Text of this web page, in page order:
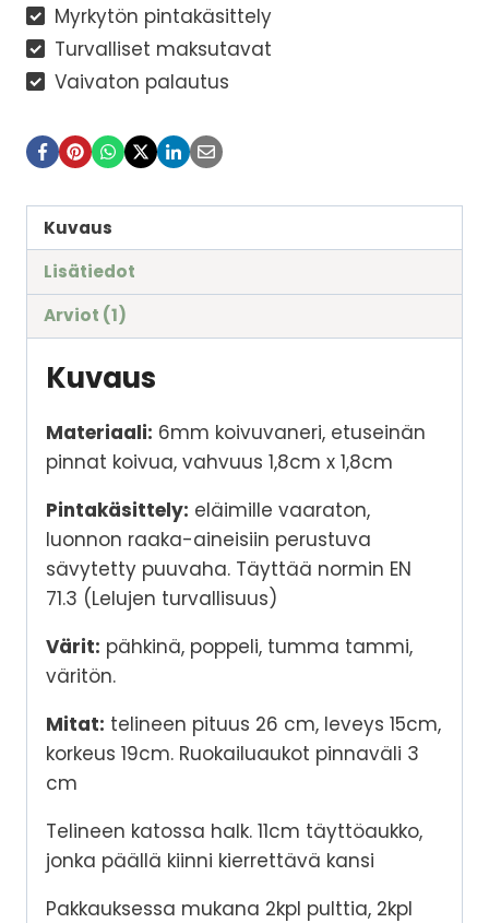
Myrkytön pintakäsittely
Turvalliset maksutavat
Vaivaton palautus
Kuvaus
Lisätiedot
Arviot (1)
Kuvaus
Materiaali: 6mm koivuvaneri, etuseinän
pinnat koivua, vahvuus 1,8cm x 1,8cm
Pintakäsittely: eläimille vaaraton,
luonnon raaka-aineisiin perustuva
sävytetty puuvaha. Täyttää normin EN
71.3 (Lelujen turvallisuus)
Värit: pähkinä, poppeli, tumma tammi,
väritön.
Mitat: telineen pituus 26 cm, leveys 15cm,
korkeus 19cm. Ruokailuaukot pinnaväli 3
cm
Telineen katossa halk. 11cm täyttöaukko,
jonka päällä kiinni kierrettävä kansi
Pakkauksessa mukana 2kpl pulttia, 2kpl